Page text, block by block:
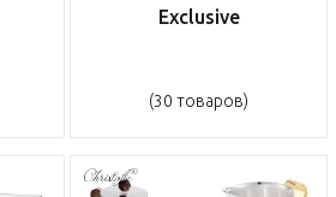
Exclusive
(30 товаров)